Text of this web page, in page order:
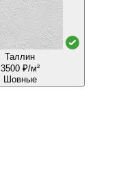
Таллин
3500 ₽/м²
Шовные